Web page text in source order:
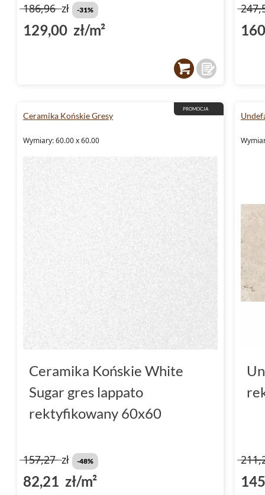
186,96zł -31%
129,00 zł/m²
PROMOCJA
Ceramika Końskie Gresy
Wymiary: 60.00 x 60.00
Ceramika Końskie White
Sugar gres lappato
rektyfikowany 60x60
157,27zł -48%
82,21 zł/m²